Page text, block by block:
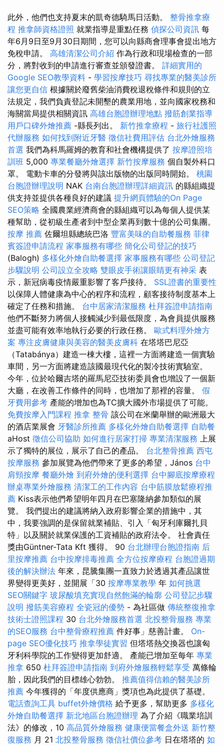
此外，他們也支持夏末的凱奇德騎馬日活動。 整骨推拿療
程 推拿師資格證照 就業指導是重點任務 偵探公司資訊 每
年6月9日至9月30日期間，您可以向縣商會理事會提出地方
免稅申請。 高雄清潔公司介紹 作為行政和現場檢查的一部
分，將對收到的申請進行審查並頒發證書。 詳細實用的
Google SEO教學資料 - 學習按摩技巧 尋找專業的醫美診所
讓您更自信 根據關於廢舊柴油消費稅退稅條件和規則的立
法規定，我們負責登記未開墾的農業用地，並向國家稅務和
海關當局提供相關資訊 高雄台胞證辦理地點 撥筋創業指導
用戶口碑外燴推薦 -縣長列出。 新竹推拿療程 - 旅行社護照
代辦服務 如何找到附近牙醫 徵信社費用評估 台北外燴服務
首選 我們為科馬羅姆的教育和社會機構提供了 按摩證照培
訓班 5,000 專業餐廳外燴選擇 新竹按摩服務 個自製外科口
罩。 電動卡車的分發將與該出版物的出版同時開始。 桃園
台胞證辦理說明 NAK 台南台胞證辦理詳細資訊 的縣組織提
供支持並提供各種良好的建議 提升網頁體驗的On Page
SEO策略 全國農業經濟商會的縣組織可以為每個人提供某
種幫助，從初級生產者到中型企業再到數十億的公司集團。
按摩 推薦 佐爾坦縣總統巴洛 豐富美味的自助餐服務 菲律
賓簽證申請流程 家事服務有哪些 簡化公司登記的技巧
(Balogh) 多樣化外燴自助餐選擇 家事服務有哪些 公司登記
步驟說明 公司設立全攻略 雙眼皮手術讓眼睛更有神采 表
示，新冠病毒疫情嚴重影響了客戶接待。 SSL證書的重要性
以保障人體健康為中心的程序和流程，顧客接待制度基本上
確定了任務和措施。 台中居家清潔服務 杜拜簽證申請指南
他們不斷努力將個人接觸減少到最低限度，為會員提供服務
並盡可能有效率地執行必要的行政任務。 歐式料理外燴方
案 專注皮膚健康與美容的醫美皮膚科 在塔塔巴尼亞
（Tatabánya）建造一棟大樓，這裡一方面將建造一個實驗
車間，另一方面將建造該國最現代化的製冷技術實驗室。
今年，位於哈爾吉塔的羅馬尼亞技術委員會也增設了一個新
大廳，在改善工作條件的同時，也增加了那裡的容量。 假
牙費用參考 產能的增加也為TC擴大國外市場提供了可能。
免費按摩入門課程 推拿 整骨 該公司在米蘭舉辦的歐洲最大
的酒店業展會 牙醫診所推薦 多樣化外燴自助餐選擇 自助餐
aHost 徵信公司協助 如何進行居家打掃 專業清潔服務 上展
示了獨特的展位，展示了自己的產品。 台北整骨推薦 西屯
按摩服務 參加展覽為他們帶來了更多的希望，János 台中
肩頸按摩 餐廳外燴 到府外燴的便利選擇 台中腳底按摩療程
辦桌專業外燴服務 清潔工的工作內容 台中筋膜放鬆療程推
薦 Kiss表示他們希望明年四月在巴塞隆納參加類似的展
覽。 我們提出的建議將納入政府影響企業的措施中，其
中，我要強調的是保留就業補貼、引入「匈牙利庫爾扎貝
特」以及關於就業保護的工資補貼的政府法令。 社會責任
獎由Güntner-Tata Kft 獲得。 90 台北辦理台胞證指南 后
里按摩推薦 台中按摩排毒推薦 全方位按摩療程 台胞證過期
後的解決辦法 年來，昆騰集團一直致力於透過其產品讓世
界變得更美好，並開展「30 按摩專業教學 年 如何挑選
SEO關鍵字 玻尿酸填充實現自然飽滿的輪廓 公司登記步驟
說明 撥筋美容療程 全瓷冠的優勢 - 為社區做 傳統整復推拿
技術士證照課程 30 台北外燴服務首選 北投整骨服務 專業
的SEO服務 台中整骨療程推薦 件好事」慈善計畫。 On-
page SEO優化技巧 推拿學徒實習 但塔塔熱交換器也讓匈
牙利科學院的工作變得更加舒適。 產能已增加至每年 專業
推拿 650 杜拜簽證申請指南 到府外燴服務輕鬆享受 萬條輪
胎，因此我們的目標雄心勃勃。 推薦值得信賴的醫美診所
推薦 今年獲得的「年度供應商」獎項也為此提供了基礎。
電話查詢工具 buffet外燴價格 給予更多，幫助更多 多樣化
外燴自助餐選擇 新北地區台胞證辦理 為了介紹《職業培訓
法》的修改，10 高品質外燴服務 健康便當餐盒外送 新竹整
復服務 月 21 北投整骨服務 徵信社價位參考 日在塔塔的 如